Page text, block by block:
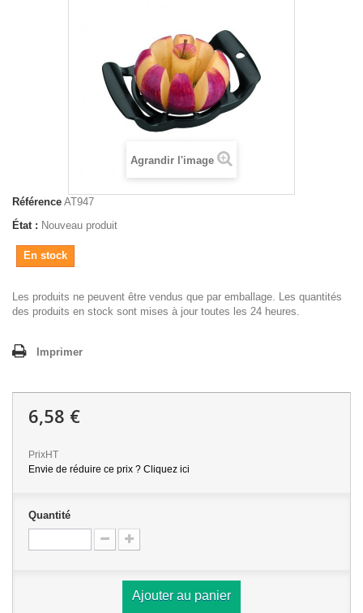
Agrandir l'image
Référence AT947
État : Nouveau produit
En stock
Les produits ne peuvent être vendus que par emballage. Les quantités
des produits en stock sont mises à jour toutes les 24 heures.
Imprimer
6,58 €
PrixHT
Envie de réduire ce prix ? Cliquez ici
Quantité
Ajouter au panier